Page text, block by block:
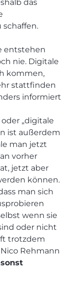
das
entstehen
nie. Digitale
kommen,
stattfinden
informiert
„digitale
ist außerdem
man jetzt
vorher
jetzt aber
können.
man sich
wenn sie
oder nicht
trotzdem
Rehmann